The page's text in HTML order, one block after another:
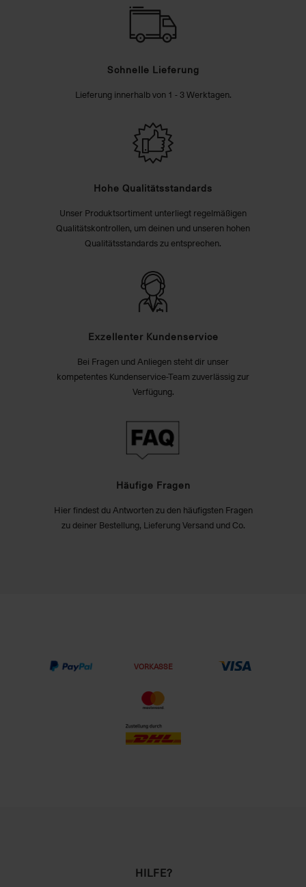
Schnelle Lieferung
Lieferung innerhalb von 1 - 3 Werktagen.
Hohe Qualitätsstandards
Unser Produktsortiment unterliegt regelmäßigen
Qualitätskontrollen, um deinen und unseren hohen
Qualitätsstandards zu entsprechen.
Exzellenter Kundenservice
Bei Fragen und Anliegen steht dir unser
kompetentes Kundenservice-Team zuverlässig zur
Verfügung.
Häufige Fragen
Hier findest du Antworten zu den häufigsten Fragen
zu deiner Bestellung, Lieferung Versand und Co.
VORKASSE
HILFE?